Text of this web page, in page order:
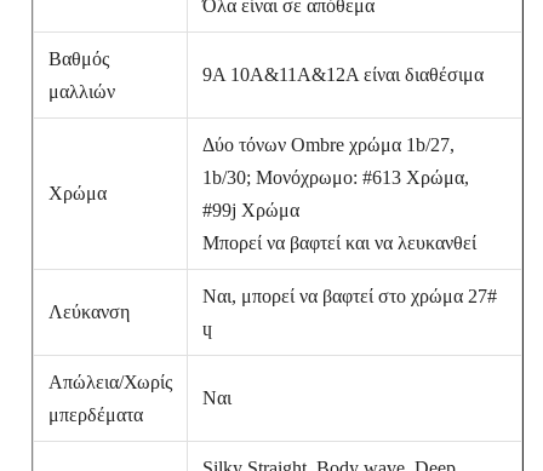
Όλα είναι σε απόθεμα
Βαθμός
μαλλιών
9A 10A&11A&12A είναι διαθέσιμα
Χρώμα
Δύο τόνων Ombre χρώμα 1b/27,
1b/30; Μονόχρωμο: #613 Χρώμα,
#99j Χρώμα
Μπορεί να βαφτεί και να λευκανθεί
Λεύκανση
Ναι, μπορεί να βαφτεί στο χρώμα 27#
ɥ
Απώλεια/Χωρίς
μπερδέματα
Ναι